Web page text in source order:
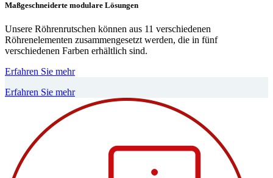
Maßgeschneiderte modulare Lösungen
Unsere Röhrenrutschen können aus 11 verschiedenen
Röhrenelementen zusammengesetzt werden, die in fünf
verschiedenen Farben erhältlich sind.
Erfahren Sie mehr
Erfahren Sie mehr